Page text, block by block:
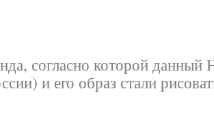
согласно которой данный
и его образ стали